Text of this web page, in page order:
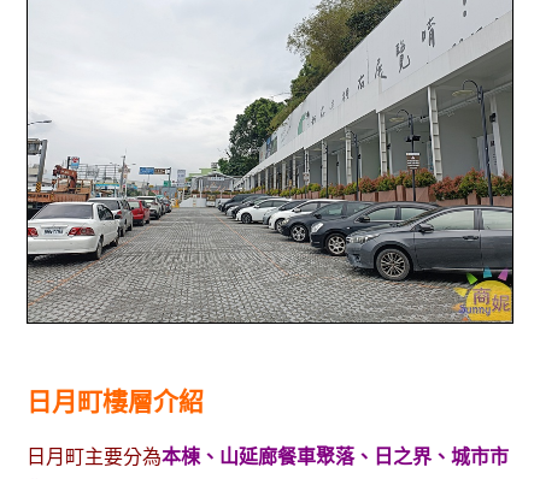
日月町樓層介紹
日月町主要分為本棟、山延廊餐車聚落、日之界、城市市